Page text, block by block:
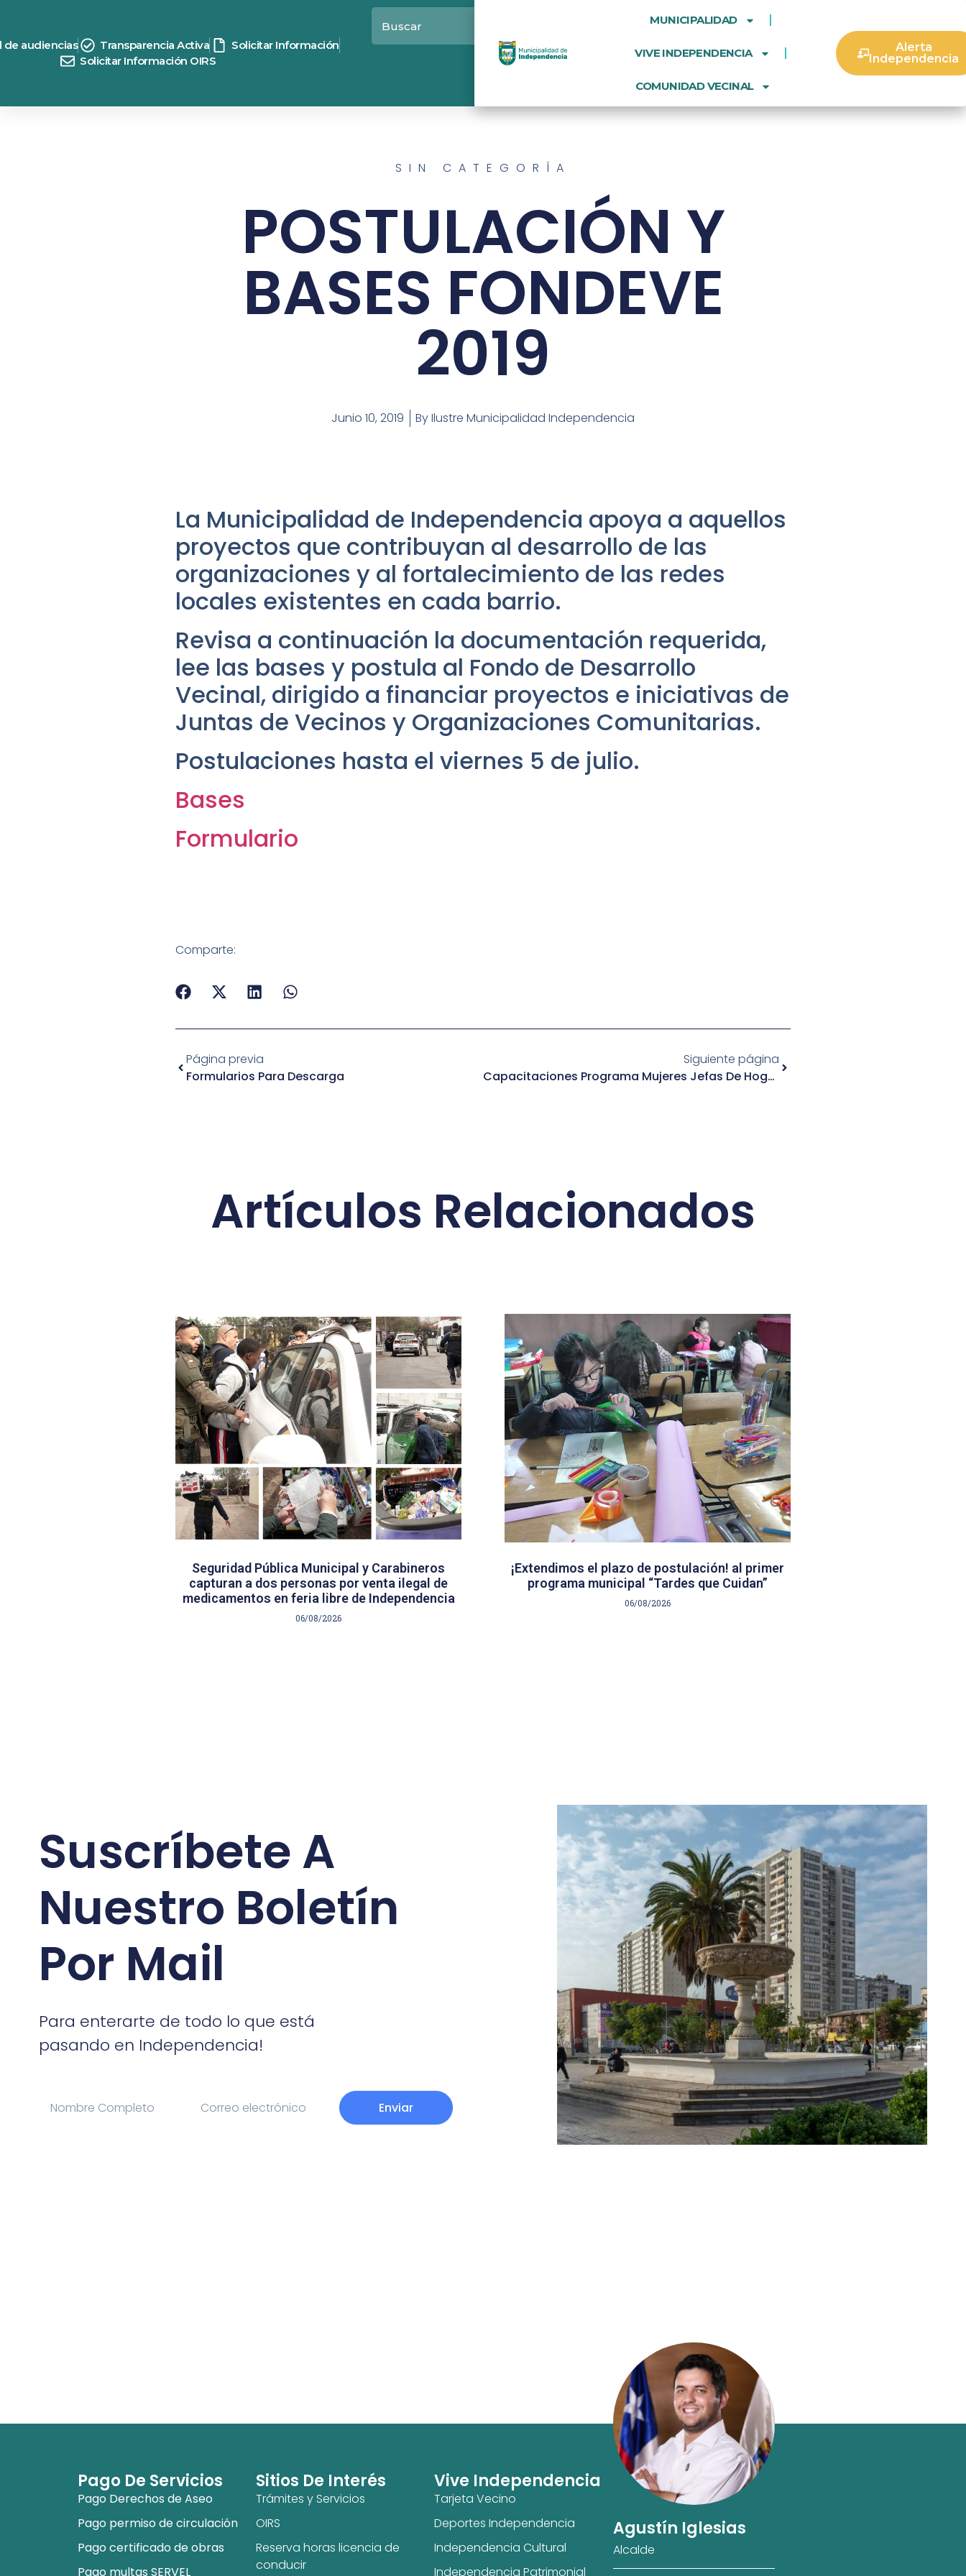
de audiencias Transparencia Activa
Solicitar Información
Solicitar Información OIRS
MUNICIPALIDAD
VIVE INDEPENDENCIA
COMUNIDAD VECINAL
Alerta
Independencia
SIN CATEGORÍA
POSTULACIÓN Y
BASES FONDEVE
2019
Junio 10, 2019 ByIlustre Municipalidad Independencia
La Municipalidad de Independencia apoya a aquellos
proyectos que contribuyan al desarrollo de las
organizaciones y al fortalecimiento de las redes
locales existentes en cada barrio.
Revisa a continuación la documentación requerida,
lee las bases y postula al Fondo de Desarrollo
Vecinal, dirigido a financiar proyectos e iniciativas de
Juntas de Vecinos y Organizaciones Comunitarias.
Postulaciones hasta el viernes 5 de julio.
Bases
Formulario
Comparte:
Página previa
Formularios Para Descarga
Siguiente página
Capacitaciones Programa Mujeres Jefas De Hogar
Artículos Relacionados
Seguridad Pública Municipal y Carabineros
capturan a dos personas por venta ilegal de
medicamentos en feria libre de Independencia
06/08/2026
¡Extendimos el plazo de postulación! al primer
programa municipal “Tardes que Cuidan”
06/08/2026
Suscríbete A
Nuestro Boletín
Por Mail
Para enterarte de todo lo que está
pasando en Independencia!
Enviar
Pago De Servicios
Pago Derechos de Aseo
Pago permiso de circulación
Pago certificado de obras
Pago multas SERVEL
Sitios De Interés
Trámites y Servicios
OIRS
Reserva horas licencia de
conducir
Vive Independencia
Tarjeta Vecino
Deportes Independencia
Independencia Cultural
Independencia Patrimonial
Agustín Iglesias
Alcalde